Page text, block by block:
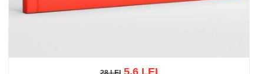
28 LEI 5.6 LEI